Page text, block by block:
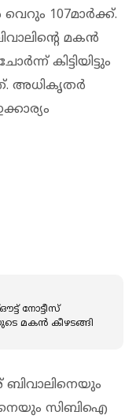
107മാർക്ക്.
മകൻ
കിട്ടിയിട്ടും
അധികൃതർ
നോട്ടീസ്
മകന്‍ കീഴടങ്ങി
ബിവാലിനെയും
സിബിഐ